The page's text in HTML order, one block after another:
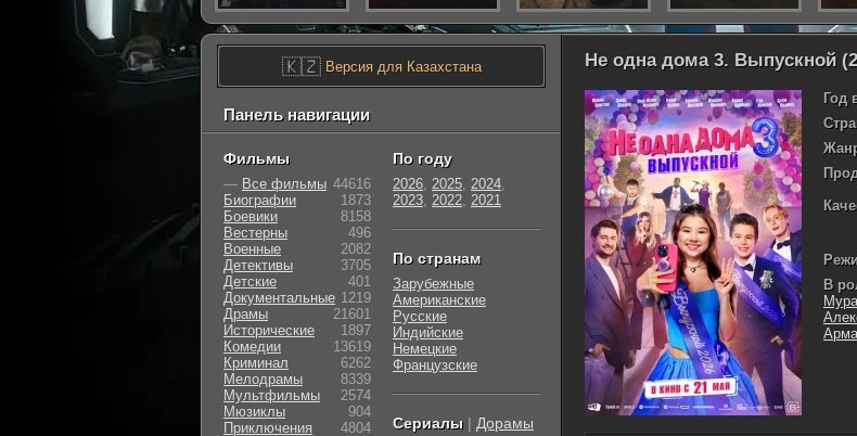
Не одна дома 3. Выпускной
Год
В
🇰🇿Версия для Казахстана
Панель навигации
Фильмы
— Все фильмы 44616
Биографии
1873
Боевики
8158
Вестерны
496
Военные
2082
Детективы
3705
Детские
401
Документальные 1219
Драмы
21601
Исторические
1897
Комедии
13619
Криминал
6262
Мелодрамы
8339
Мультфильмы
2574
Мюзиклы
904
Приключения
4804
По году
2026, 2025, 2024,
2023, 2022, 2021
По странам
Зарубежные
Американские
Русские
Индийские
Немецкие
Французские
Сериалы | Дорамы